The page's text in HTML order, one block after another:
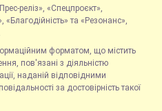
реліз», «Спецпроєкт»,
та «Резонанс»,
форматом, що містить
пов'язані з діяльністю
наданій відповідними
за достовірність такої